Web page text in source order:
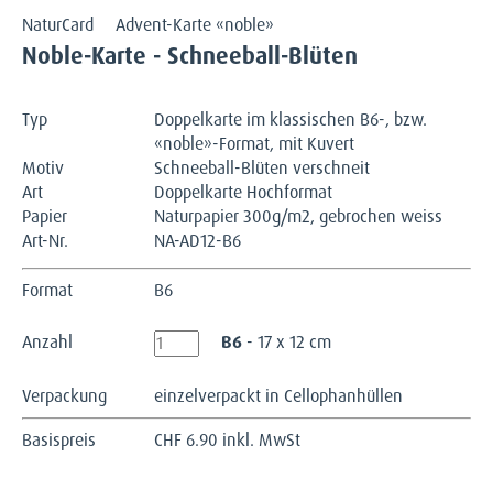
NaturCard Advent-Karte «noble»
Noble-Karte - Schneeball-Blüten
Typ
Doppelkarte im klassischen B6-, bzw.
«noble»-Format, mit Kuvert
Motiv
Schneeball-Blüten verschneit
Art
Doppelkarte Hochformat
Papier
Naturpapier 300g/m2, gebrochen weiss
Art-Nr.
NA-AD12-B6
Format B6
Anzahl B6 - 17 x 12 cm
Verpackung
einzelverpackt in Cellophanhüllen
Basispreis
CHF 6.90 inkl. MwSt